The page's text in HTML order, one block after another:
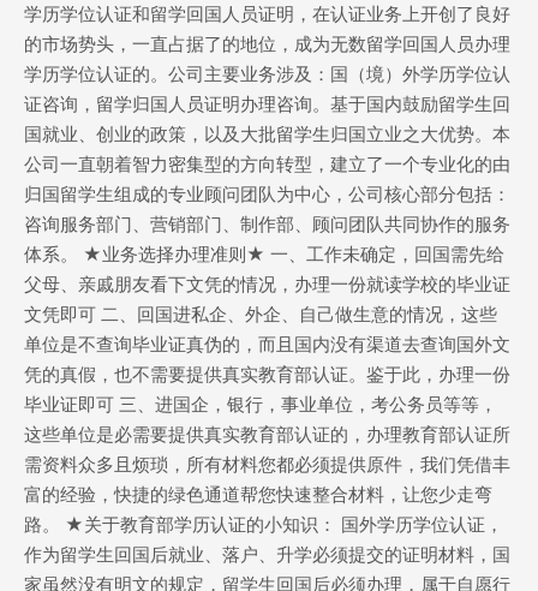
学历学位认证和留学回国人员证明，在认证业务上开创了良好
的市场势头，一直占据了的地位，成为无数留学回国人员办理
学历学位认证的。公司主要业务涉及：国（境）外学历学位认
证咨询，留学归国人员证明办理咨询。基于国内鼓励留学生回
国就业、创业的政策，以及大批留学生归国立业之大优势。本
公司一直朝着智力密集型的方向转型，建立了一个专业化的由
归国留学生组成的专业顾问团队为中心，公司核心部分包括：
咨询服务部门、营销部门、制作部、顾问团队共同协作的服务
体系。 ★业务选择办理准则★ 一、工作未确定，回国需先给
父母、亲戚朋友看下文凭的情况，办理一份就读学校的毕业证
文凭即可 二、回国进私企、外企、自己做生意的情况，这些
单位是不查询毕业证真伪的，而且国内没有渠道去查询国外文
凭的真假，也不需要提供真实教育部认证。鉴于此，办理一份
毕业证即可 三、进国企，银行，事业单位，考公务员等等，
这些单位是必需要提供真实教育部认证的，办理教育部认证所
需资料众多且烦琐，所有材料您都必须提供原件，我们凭借丰
富的经验，快捷的绿色通道帮您快速整合材料，让您少走弯
路。 ★关于教育部学历认证的小知识： 国外学历学位认证，
作为留学生回国后就业、落户、升学必须提交的证明材料，国
家虽然没有明文的规定，留学生回国后必须办理，属于自愿行